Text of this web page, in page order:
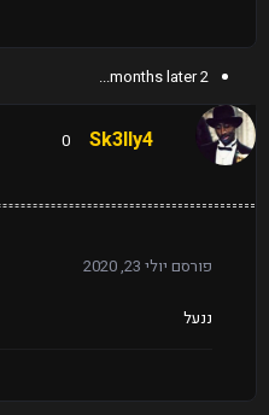
2 months later...
Sk3lly4
0
פורסם יולי 23, 2020
ננעל